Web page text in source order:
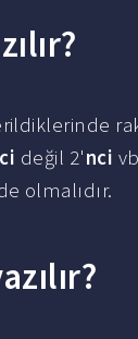
değil 2'nci
olmalıdır.